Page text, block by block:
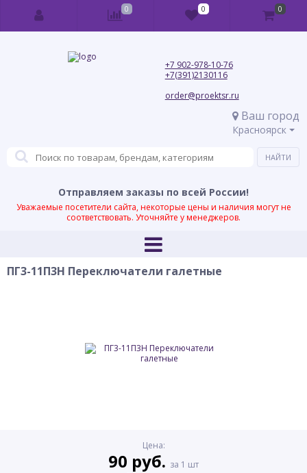
+7 902-978-10-76
+7(391)2130116
order@proektsr.ru
Ваш город
Красноярск
Отправляем заказы по всей России!
Уважаемые посетители сайта, некоторые цены и наличия могут не
соответствовать. Уточняйте у менеджеров.
ПГ3-11П3Н Переключатели галетные
Цена:
90 руб. за 1 шт
0 0 0